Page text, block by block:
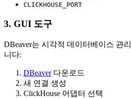
CLICKHOUSE_PORT
3. GUI 도구
DBeaver는 시각적 데이터베이스 관
니다:
DBeaver다운로드
새 연결 생성
ClickHouse 어댑터 선택